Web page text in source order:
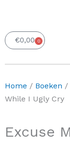
€0,00 0
Home / Boeken /
While I Ugly Cry
Excuse